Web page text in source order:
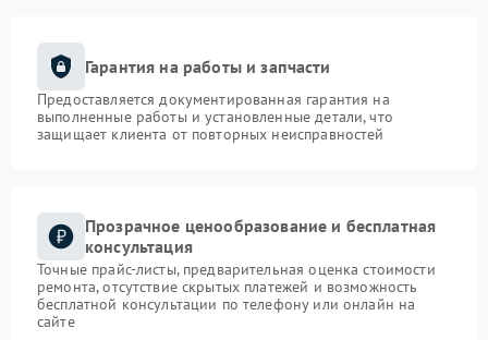
Гарантия на работы и запчасти
Предоставляется документированная гарантия на
выполненные работы и установленные детали, что
защищает клиента от повторных неисправностей
Прозрачное ценообразование и бесплатная
консультация
Точные прайс-листы, предварительная оценка стоимости
ремонта, отсутствие скрытых платежей и возможность
бесплатной консультации по телефону или онлайн на
сайте